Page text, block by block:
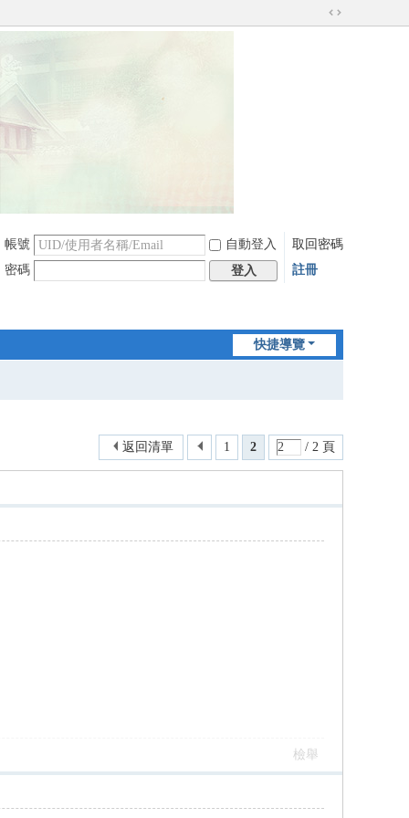
切
帳號 自動登入
取回密碼
密碼
登入 註冊
快捷導覽
1 2 / 2 頁
返回清單
檢舉